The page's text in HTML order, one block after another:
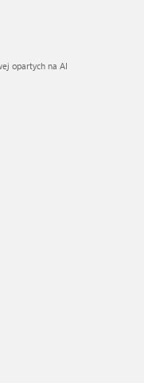
opartych na AI